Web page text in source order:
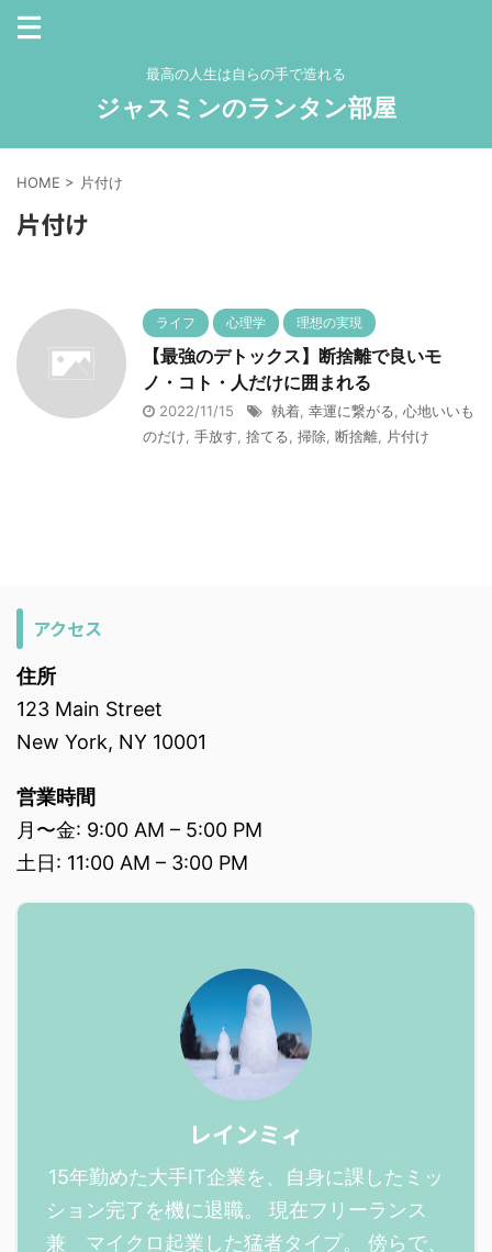
最高の人生は自らの手で造れる
ジャスミンのランタン部屋
HOME > 片付け
片付け
ライフ 心理学 理想の実現
【最強のデトックス】断捨離で良いモ
ノ・コト・人だけに囲まれる
2022/11/15 執着 幸運に繋がる 心地いいも
のだけ 手放す 捨てる 掃除 断捨離 片付け
アクセス
住所
123 Main Street
New York, NY 10001
営業時間
月〜金: 9:00 AM – 5:00 PM
土日: 11:00 AM – 3:00 PM
レインミィ
15年勤めた大手IT企業を、自身に課したミッ
ション完了を機に退職。 現在フリーランス
兼 マイクロ起業した猛者タイプ。 傍らで、